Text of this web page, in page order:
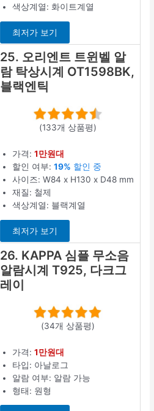
색상계열: 화이트계열
최저가 보기
25. 오리엔트 트윈벨 알
람 탁상시계 OT1598BK,
블랙엔틱
(133개 상품평)
가격:1만원대
할인 여부:19% 할인 중
사이즈: W84 x H130 x D48 mm
재질: 철제
색상계열: 블랙계열
최저가 보기
26. KAPPA 심플 무소음
알람시계 T925, 다크그
레이
(34개 상품평)
가격:1만원대
타입: 아날로그
알람 여부: 알람 가능
형태: 원형